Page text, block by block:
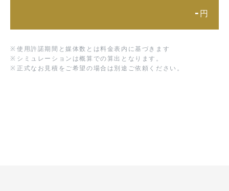
- 円
※ 使用許諾期間と媒体数とは料金表内に基づきます
※ シミュレーションは概算での算出となります。
※ 正式なお見積をご希望の場合は別途ご依頼ください。